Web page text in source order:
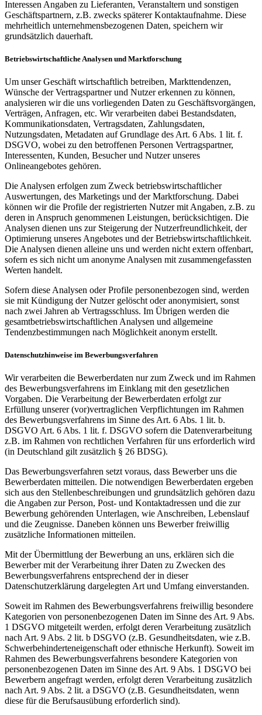
Interessen Angaben zu Lieferanten, Veranstaltern und sonstigen
Geschäftspartnern, z.B. zwecks späterer Kontaktaufnahme. Diese
mehrheitlich unternehmensbezogenen Daten, speichern wir
grundsätzlich dauerhaft.
Betriebswirtschaftliche Analysen und Marktforschung
Um unser Geschäft wirtschaftlich betreiben, Markttendenzen,
Wünsche der Vertragspartner und Nutzer erkennen zu können,
analysieren wir die uns vorliegenden Daten zu Geschäftsvorgängen,
Verträgen, Anfragen, etc. Wir verarbeiten dabei Bestandsdaten,
Kommunikationsdaten, Vertragsdaten, Zahlungsdaten,
Nutzungsdaten, Metadaten auf Grundlage des Art. 6 Abs. 1 lit. f.
DSGVO, wobei zu den betroffenen Personen Vertragspartner,
Interessenten, Kunden, Besucher und Nutzer unseres
Onlineangebotes gehören.
Die Analysen erfolgen zum Zweck betriebswirtschaftlicher
Auswertungen, des Marketings und der Marktforschung. Dabei
können wir die Profile der registrierten Nutzer mit Angaben, z.B. zu
deren in Anspruch genommenen Leistungen, berücksichtigen. Die
Analysen dienen uns zur Steigerung der Nutzerfreundlichkeit, der
Optimierung unseres Angebotes und der Betriebswirtschaftlichkeit.
Die Analysen dienen alleine uns und werden nicht extern offenbart,
sofern es sich nicht um anonyme Analysen mit zusammengefassten
Werten handelt.
Sofern diese Analysen oder Profile personenbezogen sind, werden
sie mit Kündigung der Nutzer gelöscht oder anonymisiert, sonst
nach zwei Jahren ab Vertragsschluss. Im Übrigen werden die
gesamtbetriebswirtschaftlichen Analysen und allgemeine
Tendenzbestimmungen nach Möglichkeit anonym erstellt.
Datenschutzhinweise im Bewerbungsverfahren
Wir verarbeiten die Bewerberdaten nur zum Zweck und im Rahmen
des Bewerbungsverfahrens im Einklang mit den gesetzlichen
Vorgaben. Die Verarbeitung der Bewerberdaten erfolgt zur
Erfüllung unserer (vor)vertraglichen Verpflichtungen im Rahmen
des Bewerbungsverfahrens im Sinne des Art. 6 Abs. 1 lit. b.
DSGVO Art. 6 Abs. 1 lit. f. DSGVO sofern die Datenverarbeitung
z.B. im Rahmen von rechtlichen Verfahren für uns erforderlich wird
(in Deutschland gilt zusätzlich § 26 BDSG).
Das Bewerbungsverfahren setzt voraus, dass Bewerber uns die
Bewerberdaten mitteilen. Die notwendigen Bewerberdaten ergeben
sich aus den Stellenbeschreibungen und grundsätzlich gehören dazu
die Angaben zur Person, Post- und Kontaktadressen und die zur
Bewerbung gehörenden Unterlagen, wie Anschreiben, Lebenslauf
und die Zeugnisse. Daneben können uns Bewerber freiwillig
zusätzliche Informationen mitteilen.
Mit der Übermittlung der Bewerbung an uns, erklären sich die
Bewerber mit der Verarbeitung ihrer Daten zu Zwecken des
Bewerbungsverfahrens entsprechend der in dieser
Datenschutzerklärung dargelegten Art und Umfang einverstanden.
Soweit im Rahmen des Bewerbungsverfahrens freiwillig besondere
Kategorien von personenbezogenen Daten im Sinne des Art. 9 Abs.
1 DSGVO mitgeteilt werden, erfolgt deren Verarbeitung zusätzlich
nach Art. 9 Abs. 2 lit. b DSGVO (z.B. Gesundheitsdaten, wie z.B.
Schwerbehinderteneigenschaft oder ethnische Herkunft). Soweit im
Rahmen des Bewerbungsverfahrens besondere Kategorien von
personenbezogenen Daten im Sinne des Art. 9 Abs. 1 DSGVO bei
Bewerbern angefragt werden, erfolgt deren Verarbeitung zusätzlich
nach Art. 9 Abs. 2 lit. a DSGVO (z.B. Gesundheitsdaten, wenn
diese für die Berufsausübung erforderlich sind).